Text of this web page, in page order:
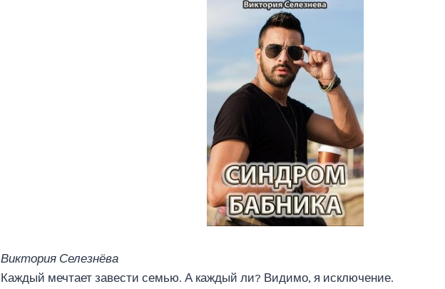
Виктория Селезнёва
Каждый мечтает завести семью. А каждый ли? Видимо, я исключение.